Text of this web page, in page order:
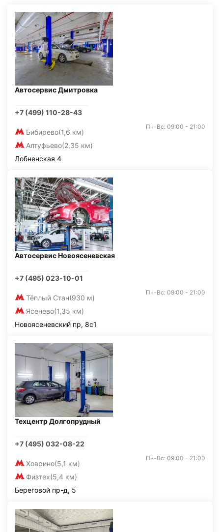
Автосервис Дмитровка
+7 (499) 110-28-43
Бибирево(1,6 км)
Алтуфьево(2,35 км)
Пн-Вс: 09:00 - 21:00
Лобненская 4
Автосервис Новоясеневская
+7 (495) 023-10-01
Тёплый Стан(930 м)
Ясенево(1,35 км)
Пн-Вс: 09:00 - 21:00
Новоясеневский пр, 8с1
Техцентр Долгопрудный
+7 (495) 032-08-22
Ховрино(5,1 км)
Физтех(5,4 км)
Пн-Вс: 09:00 - 21:00
Береговой пр-д, 5